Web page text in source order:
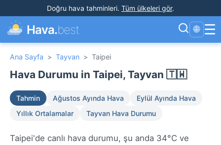
Doğru hava tahminleri. Tüm ülkeleri gör.
Hava.best 🌐 ☰
Ana Sayfa > Tayvan > Taipei
Hava Durumu in Taipei, Tayvan 🇹🇼
Tahmin Ağustos Ayında Hava
Eylül Ayında Hava
Yıllık Ortalamalar
Tayvan Hava Durumu
Taipei'de canlı hava durumu, şu anda 34°C ve